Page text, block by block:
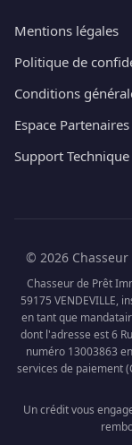
Mentions légales
Politique de
Conditions
Espace Partenaires
Support Technique
© 2026
Chasseur de Prêt
59175 VENDEVILLE,
en tant que
dont l'adresse est 6
numéro 13003863
services de paiement
Un crédit vous